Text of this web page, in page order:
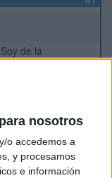
nosotros
o accedemos a
y procesamos
e información
de la
Ahora quiero
no me da la nota.
biologia como
en
de biologia como